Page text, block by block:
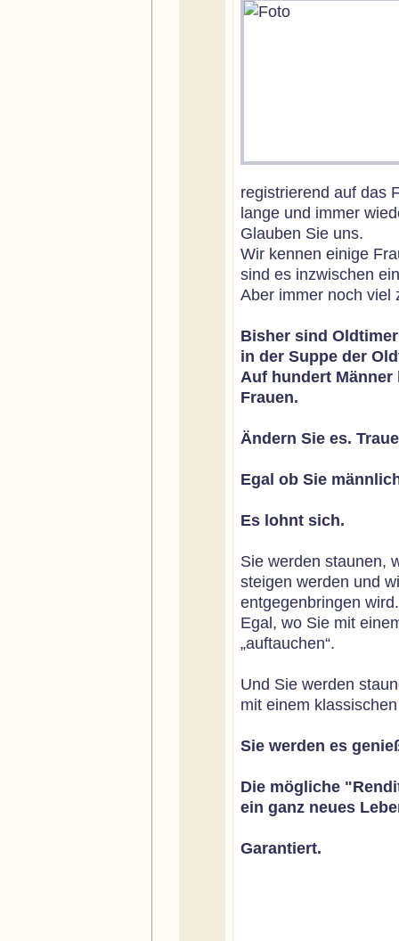
registrierend auf das
lange und immer
Glauben Sie uns.
Wir kennen einige
sind es inzwischen
Aber immer noch viel
Bisher sind
in der Suppe der
Auf hundert
Frauen.
Ändern Sie es.
Egal ob Sie
Es lohnt sich.
Sie werden staunen,
steigen werden und
entgegenbringen wird.
Egal, wo Sie mit
„auftauchen“.
Und Sie werden
mit einem
Sie werden es
Die mögliche
ein ganz neues
Garantiert.